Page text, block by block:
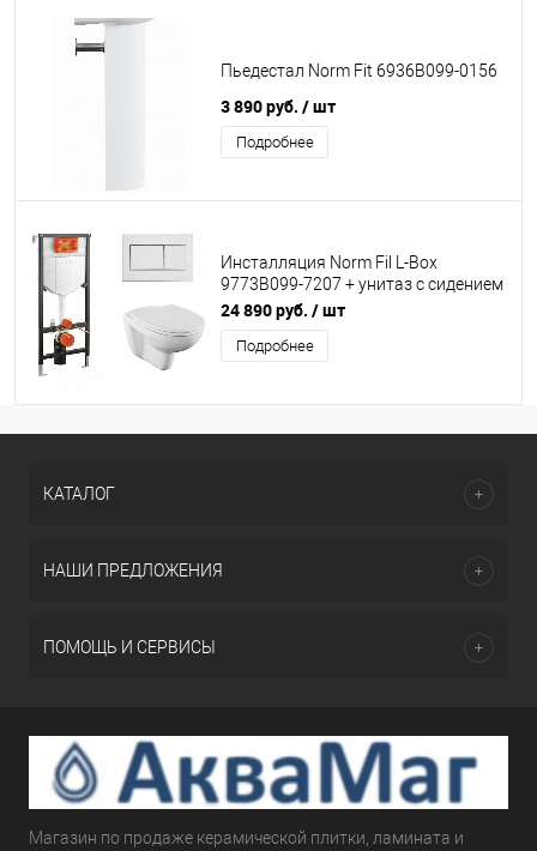
Пьедестал Norm Fit 6936B099-0156
3 890 руб. / шт
Подробнее
Инсталляция Norm Fil L-Box
9773B099-7207 + унитаз с сидением
дюропласт м/л, кнопка хром
24 890 руб. / шт
Подробнее
КАТАЛОГ
НАШИ ПРЕДЛОЖЕНИЯ
ПОМОЩЬ И СЕРВИСЫ
Магазин по продаже керамической плитки, ламината и